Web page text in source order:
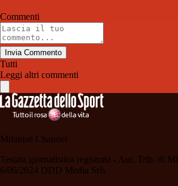
Commenti
Invia Commento
Tutti
Leggi altri commenti
Milanisti Channel
Testata giornalistica registrata - Aut. Trib. di
6/06/2024 DDD Media Srls